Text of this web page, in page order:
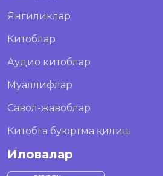
Янгиликлар
Китоблар
Аудио китоблар
Муаллифлар
Савол-жавоблар
Китобга буюртма қилиш
Иловалар